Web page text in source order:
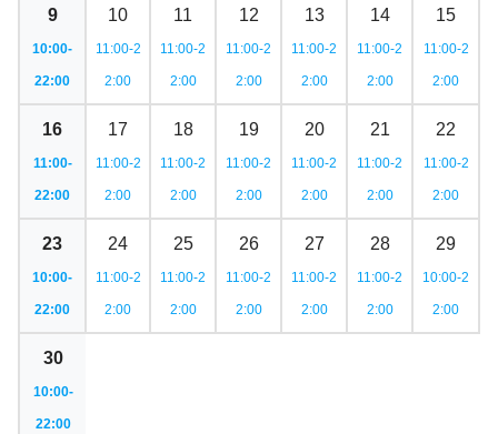
9
10:00-
22:00
10
11:00-2
2:00
11
11:00-2
2:00
12
11:00-2
2:00
13
11:00-2
2:00
14
11:00-2
2:00
15
11:00-2
2:00
16
11:00-
22:00
17
11:00-2
2:00
18
11:00-2
2:00
19
11:00-2
2:00
20
11:00-2
2:00
21
11:00-2
2:00
22
11:00-2
2:00
23
10:00-
22:00
24
11:00-2
2:00
25
11:00-2
2:00
26
11:00-2
2:00
27
11:00-2
2:00
28
11:00-2
2:00
29
10:00-2
2:00
30
10:00-
22:00